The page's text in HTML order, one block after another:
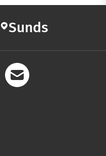
Sunds